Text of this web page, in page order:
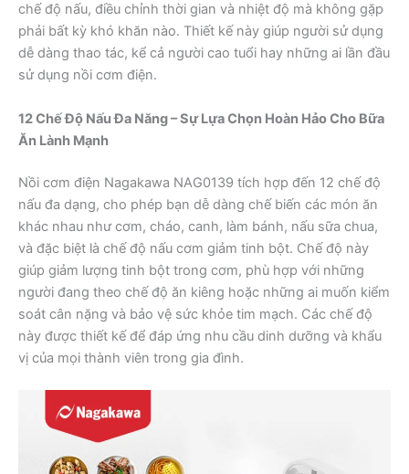
chế độ nấu, điều chỉnh thời gian và nhiệt độ mà không gặp
phải bất kỳ khó khăn nào. Thiết kế này giúp người sử dụng
dễ dàng thao tác, kể cả người cao tuổi hay những ai lần đầu
sử dụng nồi cơm điện.
12 Chế Độ Nấu Đa Năng – Sự Lựa Chọn Hoàn Hảo Cho Bữa
Ăn Lành Mạnh
Nồi cơm điện Nagakawa NAG0139 tích hợp đến 12 chế độ
nấu đa dạng, cho phép bạn dễ dàng chế biến các món ăn
khác nhau như cơm, cháo, canh, làm bánh, nấu sữa chua,
và đặc biệt là chế độ nấu cơm giảm tinh bột. Chế độ này
giúp giảm lượng tinh bột trong cơm, phù hợp với những
người đang theo chế độ ăn kiêng hoặc những ai muốn kiểm
soát cân nặng và bảo vệ sức khỏe tim mạch. Các chế độ
này được thiết kế để đáp ứng nhu cầu dinh dưỡng và khẩu
vị của mọi thành viên trong gia đình.